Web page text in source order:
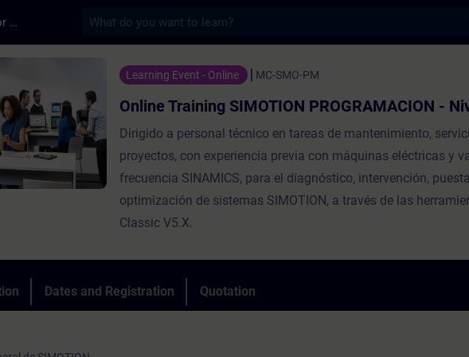
Training Services for Digital Industries
- Online Training SIMOTION PROGRAMACION -
Learning Event - Online MC-SMO-PM
Online Training SIMOTION PROGRAMACION -
Dirigido a personal técnico en tareas de mantenimiento,
proyectos, con experiencia previa con máquinas eléctricas y
frecuencia SINAMICS, para el diagnóstico, intervención,
optimización de sistemas SIMOTION, a través de las
Classic V5.X.
Dates and Registration Quotation